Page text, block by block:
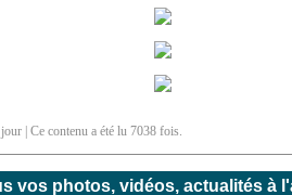
jour | Ce contenu a été lu 7038 fois.
vos photos, vidéos, actualités à